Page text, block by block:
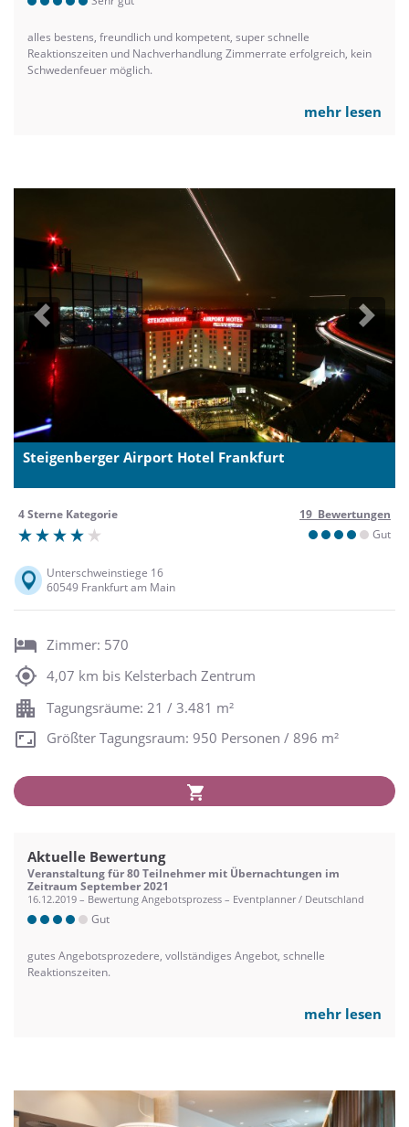
alles bestens, freundlich und kompetent, super schnelle
Reaktionszeiten und Nachverhandlung Zimmerrate erfolgreich, kein
Schwedenfeuer möglich.
mehr lesen
Previous Next
Steigenberger Airport Hotel Frankfurt
4 Sterne Kategorie
19 Bewertungen
Gut
Unterschweinstiege 16
60549 Frankfurt am Main
Zimmer: 570
4,07 km bis Kelsterbach Zentrum
Tagungsräume: 21 / 3.481 m²
Größter Tagungsraum: 950 Personen / 896 m²
Aktuelle Bewertung
Veranstaltung für 80 Teilnehmer mit Übernachtungen im
Zeitraum September 2021
16.12.2019 – Bewertung Angebotsprozess – Eventplanner / Deutschland
Gut
gutes Angebotsprozedere, vollständiges Angebot, schnelle
Reaktionszeiten.
mehr lesen